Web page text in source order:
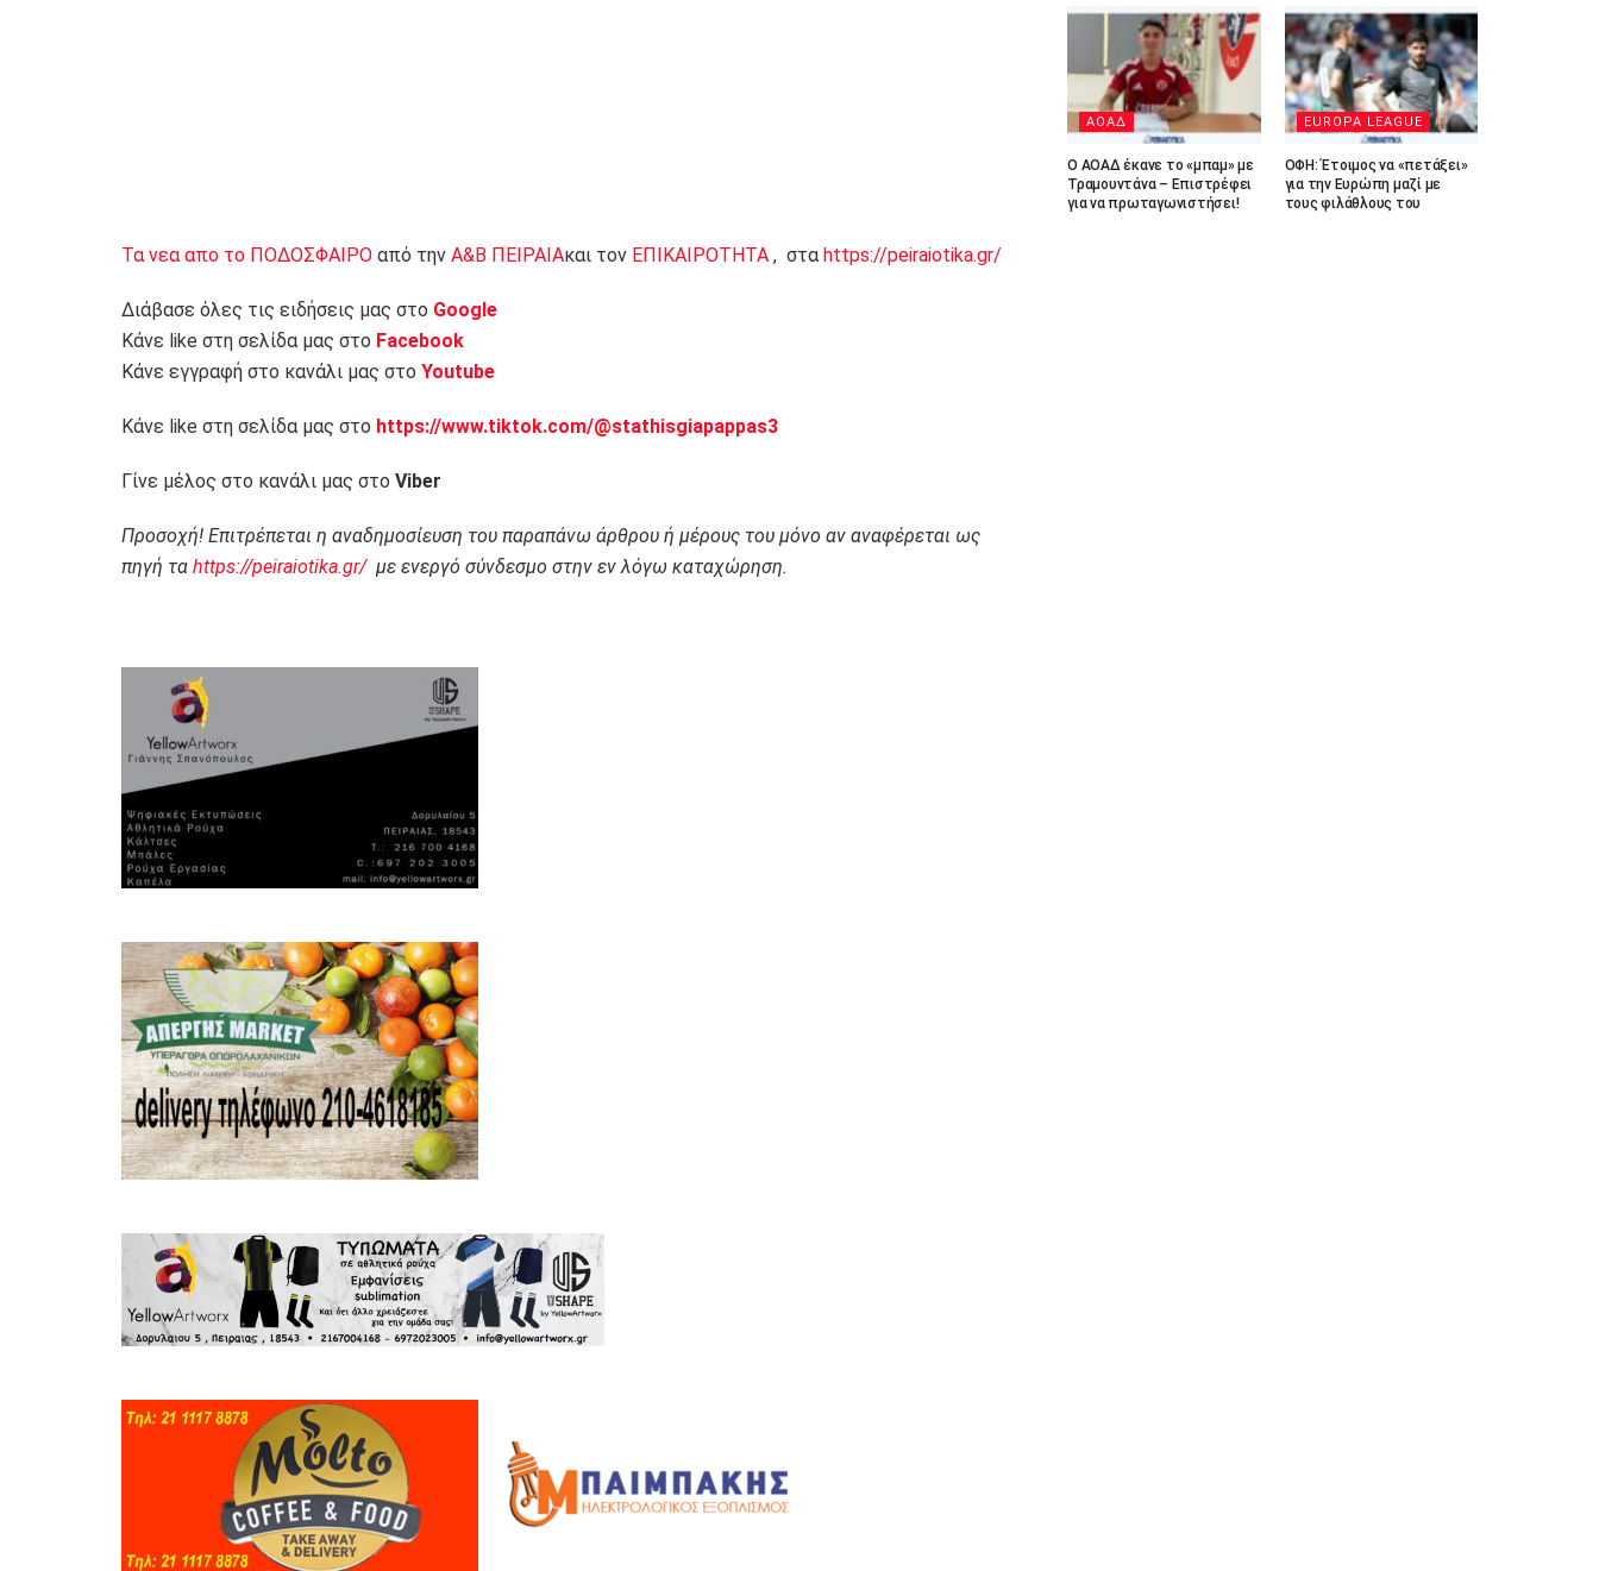
Τα νεα απο το ΠΟΔΟΣΦΑΙΡΟ από την Α&Β ΠΕΙΡΑΙΑκαι τον ΕΠΙΚΑΙΡΟΤΗΤΑ , στα https://peiraiotika.gr/
Διάβασε όλες τις ειδήσεις μας στο Google
Κάνε like στη σελίδα μας στο Facebook
Κάνε εγγραφή στο κανάλι μας στο Youtube
Κάνε like στη σελίδα μας στο https://www.tiktok.com/@stathisgiapappas3
Γίνε μέλος στο κανάλι μας στο Viber
Προσοχή! Επιτρέπεται η αναδημοσίευση του παραπάνω άρθρου ή μέρους του μόνο αν αναφέρεται ως
πηγή τα https://peiraiotika.gr/με ενεργό σύνδεσμο στην εν λόγω καταχώρηση.
ΑΟΑΔ
Ο ΑΟΑΔ έκανε το «μπαμ» με
Τραμουντάνα – Επιστρέφει
για να πρωταγωνιστήσει!
EUROPA LEAGUE
ΟΦΗ: Έτοιμος να «πετάξει»
για την Ευρώπη μαζί με
τους φιλάθλους του